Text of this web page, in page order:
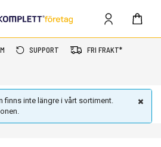
SUPPORT FRI FRAKT*
finns inte längre i vårt sortiment.